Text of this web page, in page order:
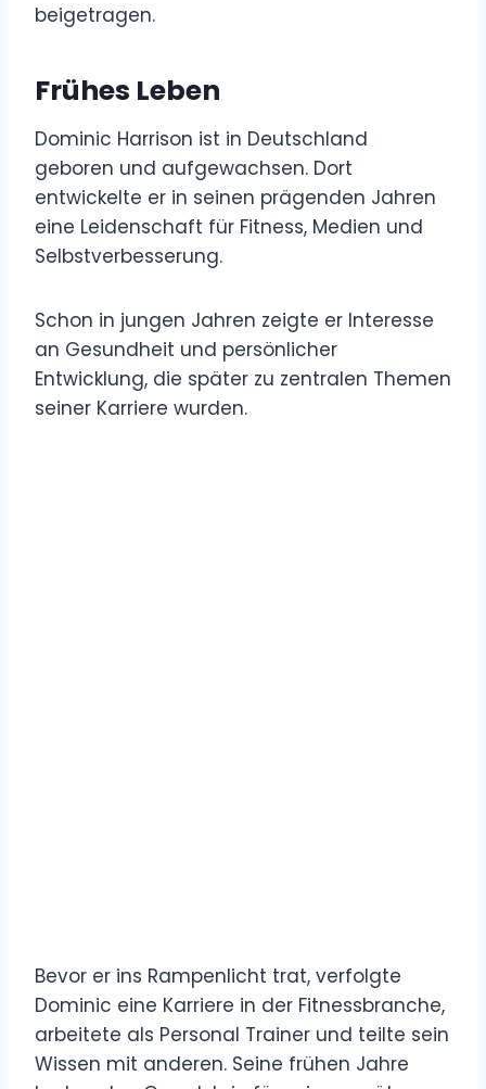
beigetragen.
Frühes Leben
Dominic Harrison ist in Deutschland
geboren und aufgewachsen. Dort
entwickelte er in seinen prägenden Jahren
eine Leidenschaft für Fitness, Medien und
Selbstverbesserung.
Schon in jungen Jahren zeigte er Interesse
an Gesundheit und persönlicher
Entwicklung, die später zu zentralen Themen
seiner Karriere wurden.
Bevor er ins Rampenlicht trat, verfolgte
Dominic eine Karriere in der Fitnessbranche,
arbeitete als Personal Trainer und teilte sein
Wissen mit anderen. Seine frühen Jahre